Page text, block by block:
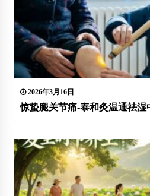
2026年3月16日
惊蛰腿关节痛-泰和灸温通祛湿